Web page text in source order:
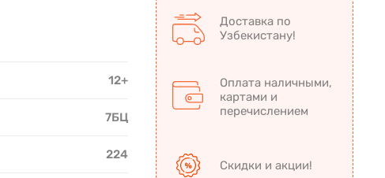
12+
7БЦ
224
Доставка по
Узбекистану!
Оплата наличными,
картами и
перечислением
Скидки и акции!